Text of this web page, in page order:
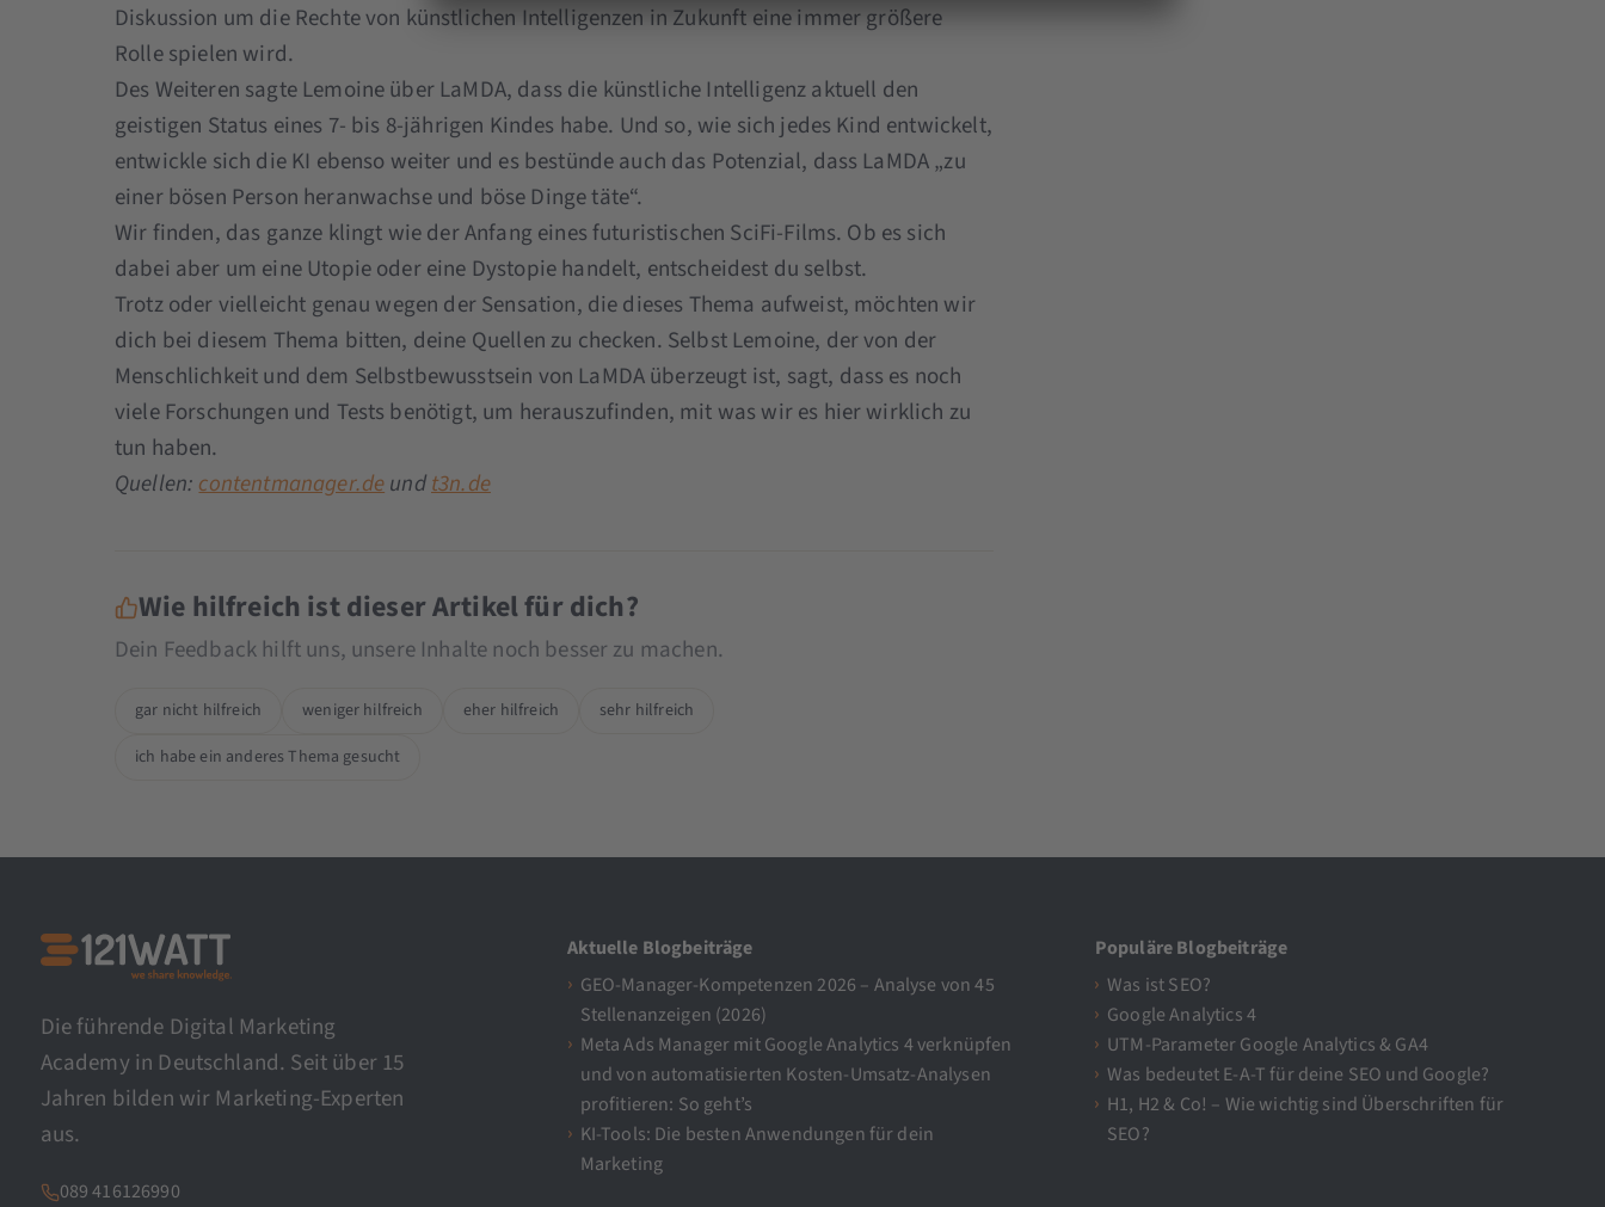
Diskussion um die Rechte von künstlichen Intelligenzen in Zukunft eine immer größere
Rolle spielen wird.
Des Weiteren sagte Lemoine über LaMDA, dass die künstliche Intelligenz aktuell den
geistigen Status eines 7- bis 8-jährigen Kindes habe. Und so, wie sich jedes Kind entwickelt,
entwickle sich die KI ebenso weiter und es bestünde auch das Potenzial, dass LaMDA „zu
einer bösen Person heranwachse und böse Dinge täte“.
Wir finden, das ganze klingt wie der Anfang eines futuristischen SciFi-Films. Ob es sich
dabei aber um eine Utopie oder eine Dystopie handelt, entscheidest du selbst.
Trotz oder vielleicht genau wegen der Sensation, die dieses Thema aufweist, möchten wir
dich bei diesem Thema bitten, deine Quellen zu checken. Selbst Lemoine, der von der
Menschlichkeit und dem Selbstbewusstsein von LaMDA überzeugt ist, sagt, dass es noch
viele Forschungen und Tests benötigt, um herauszufinden, mit was wir es hier wirklich zu
tun haben.
Quellen:contentmanager.deundt3n.de
Wie hilfreich ist dieser Artikel für dich?
Dein Feedback hilft uns, unsere Inhalte noch besser zu machen.
gar nicht hilfreich weniger hilfreich eher hilfreich
sehr hilfreich
ich habe ein anderes Thema gesucht
Die führende Digital Marketing
Academy in Deutschland. Seit über 15
Jahren bilden wir Marketing-Experten
aus.
089 416126990
Aktuelle Blogbeiträge
GEO-Manager-Kompetenzen 2026 – Analyse von 45
Stellenanzeigen (2026)
Meta Ads Manager mit Google Analytics 4 verknüpfen
und von automatisierten Kosten-Umsatz-Analysen
profitieren: So geht’s
KI-Tools: Die besten Anwendungen für dein
Marketing
Populäre Blogbeiträge
Was ist SEO?
Google Analytics 4
UTM-Parameter Google Analytics & GA4
Was bedeutet E-A-T für deine SEO und Google?
H1, H2 & Co! – Wie wichtig sind Überschriften für
SEO?